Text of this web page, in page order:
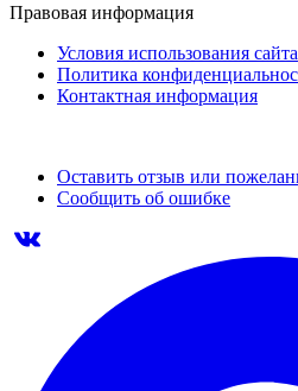
Правовая информация
Условия использования сайта
Политика
Контактная информация
Оставить отзыв или
Сообщить об ошибке